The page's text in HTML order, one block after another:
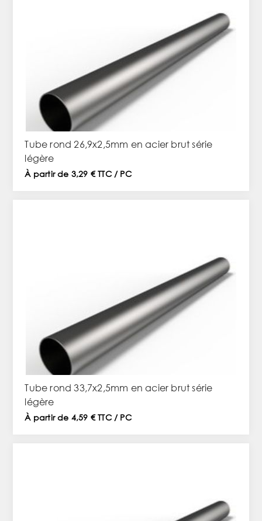
Tube rond 26,9x2,5mm en acier brut série
légère
À partir de 3,29 € TTC / PC
Tube rond 33,7x2,5mm en acier brut série
légère
À partir de 4,59 € TTC / PC